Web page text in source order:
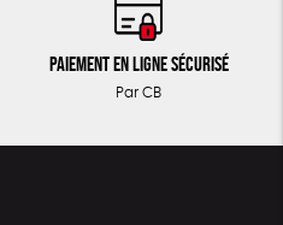
Paiement en ligne sécurisé
Par CB